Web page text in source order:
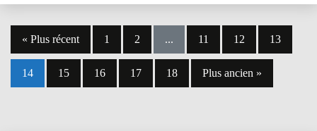
Directrice
de
Posts
navigation
« Plus récent 1 2 ... 11 12 13
14 15 16 17 18 Plus ancien »